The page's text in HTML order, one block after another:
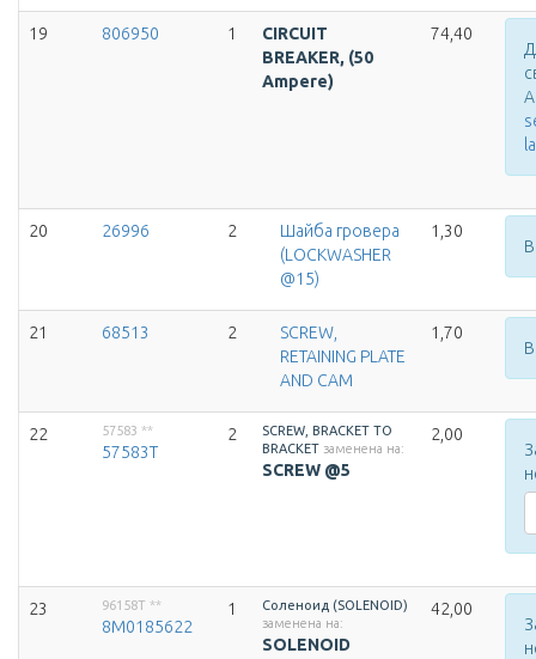
19 806950 1
CIRCUIT
BREAKER, (50
Ampere)
74,40
20 26996 2
Шайба гровера
(LOCKWASHER
@15)
1,30
21 68513 2
SCREW,
RETAINING PLATE
AND CAM
1,70
22 57583 **
57583T
2
SCREW, BRACKET TO
BRACKET заменена на:
SCREW @5
2,00
23 96158T **
8M0185622
1
Соленоид (SOLENOID)
заменена на:
SOLENOID
42,00